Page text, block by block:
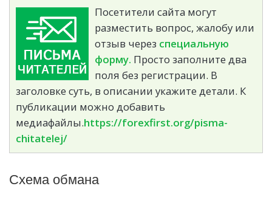
Посетители сайта могут
разместить вопрос, жалобу или
отзыв через специальную
форму. Просто заполните два
поля без регистрации. В
заголовке суть, в описании укажите детали. К
публикации можно добавить
медиафайлы.https://forexfirst.org/pisma-
chitatelej/
Схема обмана